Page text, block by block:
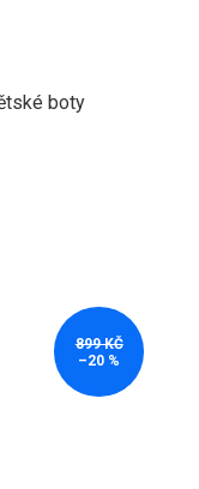
boty
899 KČ
–20 %